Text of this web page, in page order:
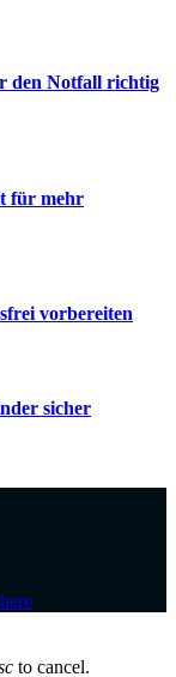
den Notfall richtig
für mehr
vorbereiten
sicher
to cancel.